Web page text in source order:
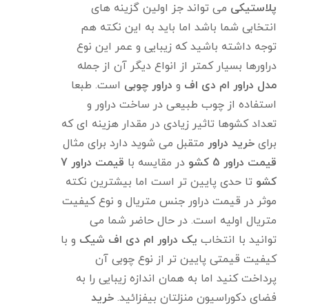
پلاستیکی می تواند جز اولین گزینه های
انتخابی شما باشد اما باید به این نکته هم
توجه داشته باشید که زیبایی و عمر این نوع
دراورها بسیار کمتر از انواع دیگر آن از جمله
مدل دراور ام دی اف و دراور چوبی است. طبعا
استفاده از چوب طبیعی در ساخت دراور و
تعداد کشوها تاثیر زیادی در مقدار هزینه ای که
برای خرید دراور متقبل می شوید دارد برای مثال
قیمت دراور 5 کشو
در مقایسه با
قیمت دراور 7
کشو تا حدی پایین تر است اما بیشترین نکته
موثر در قیمت دراور جنس متریال و نوع کیفیت
متریال اولیه است. در حال حاضر شما می
توانید با انتخاب یک دراور ام دی اف شیک و با
کیفیت قیمتی پایین تر از نوع چوبی آن
پرداخت کنید اما به همان اندازه زیبایی را به
فضای دکوراسیون منزلتان بیفزائید. خرید